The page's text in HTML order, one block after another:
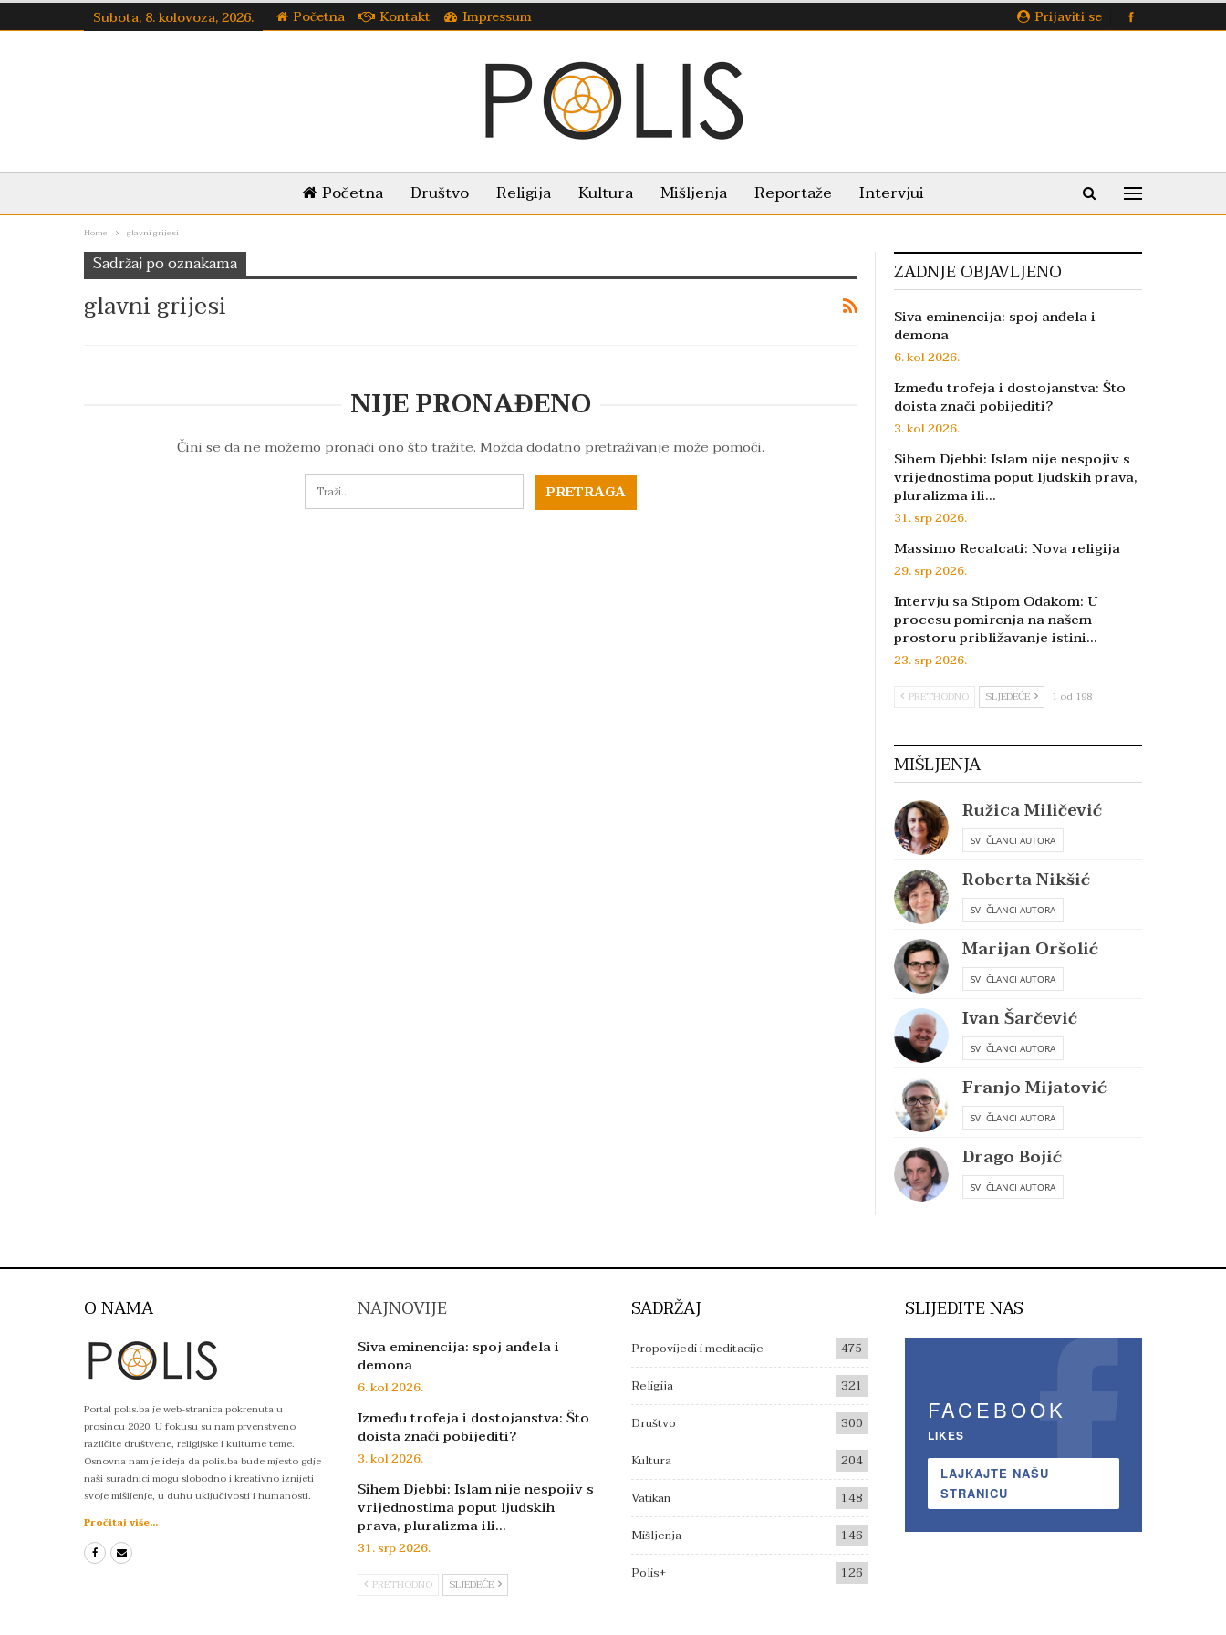
Prijaviti se
Subota, 8. kolovoza, 2026. Početna Kontakt Impressum
Početna Društvo Religija Kultura Mišljenja Reportaže Intervjui
Home glavni grijesi
Sadržaj po oznakama
glavni grijesi
NIJE PRONAĐENO
Čini se da ne možemo pronaći ono što tražite. Možda dodatno pretraživanje može pomoći.
ZADNJE OBJAVLJENO
Siva eminencija: spoj anđela i
demona
6. kol 2026.
Između trofeja i dostojanstva: Što
doista znači pobijediti?
3. kol 2026.
Sihem Djebbi: Islam nije nespojiv s
vrijednostima poput ljudskih prava,
pluralizma ili…
31. srp 2026.
Massimo Recalcati: Nova religija
29. srp 2026.
Intervju sa Stipom Odakom: U
procesu pomirenja na našem
prostoru približavanje istini…
23. srp 2026.
PRETHODNO SLJEDEĆE 1 od 198
MIŠLJENJA
Ružica Miličević
SVI ČLANCI AUTORA
Roberta Nikšić
SVI ČLANCI AUTORA
Marijan Oršolić
SVI ČLANCI AUTORA
Ivan Šarčević
SVI ČLANCI AUTORA
Franjo Mijatović
SVI ČLANCI AUTORA
Drago Bojić
SVI ČLANCI AUTORA
O NAMA
Portal polis.ba je web-stranica pokrenuta u
prosincu 2020. U fokusu su nam prvenstveno
različite društvene, religijske i kulturne teme.
Osnovna nam je ideja da polis.ba bude mjesto gdje
naši suradnici mogu slobodno i kreativno iznijeti
svoje mišljenje, u duhu uključivosti i humanosti.
Pročitaj više...
NAJNOVIJE
Siva eminencija: spoj anđela i
demona
6. kol 2026.
Između trofeja i dostojanstva: Što
doista znači pobijediti?
3. kol 2026.
Sihem Djebbi: Islam nije nespojiv s
vrijednostima poput ljudskih
prava, pluralizma ili…
31. srp 2026.
PRETHODNO SLJEDEĆE
SADRŽAJ
Propovijedi i meditacije
475
Religija
321
Društvo
300
Kultura
204
Vatikan
148
Mišljenja
146
Polis+
126
SLIJEDITE NAS
FACEBOOK
LIKES
LAJKAJTE NAŠU
STRANICU